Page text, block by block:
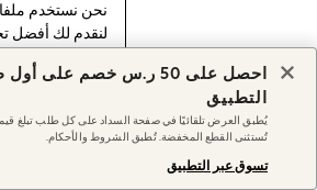
نحن نستخدم
لنقدم لك أفضل
موافقتك على
اكتشف المزيد
تعريف الارتباط
Women's Holiday Shop
Women's Travel Styles
Dresses
Occasionwear
Linen Collection
Tops & T-Shirts
احصل على 50 ر.س خصم على
التطبيق
تُستثنى القطع المخفضة. تُطبق الشروط والأحكام.
تسوق عبر التطبيق